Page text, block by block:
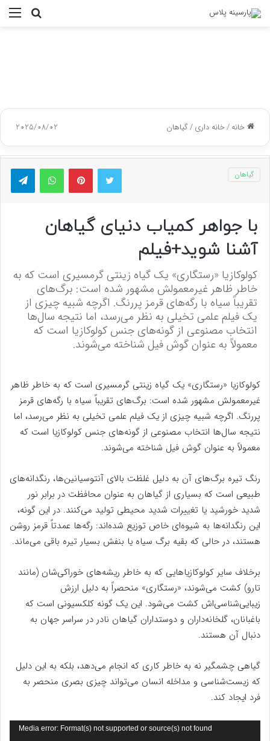
جستجو
خانه/خانه داری/گیاهان 2025/08/02
توییتر پینتریستواتس آپ
گیاهان
با جواهر کمیاب دنیای گیاهان
آشنا شوید+فیلم
کولوکازیا «رستگاری» یک گیاه زینتی گرمسیری است که به
خاطر ظاهر غیرمعمولش مشهور شده است: برگ‌های
تقریباً سیاه با رگه‌های قرمز پررنگ. اگرچه شبیه چیزی از
یک فیلم علمی تخیلی به نظر می‌رسد، اما نتیجه سال‌ها
انتخاب مصنوعی از گونه‌های جنس کولوکازیا است که
معمولاً به عنوان گوش فیل شناخته می‌شوند.
کولوکازیا «رستگاری» یک گیاه زینتی گرمسیری است که به خاطر ظاهر
غیرمعمولش مشهور شده است: برگ‌های تقریباً سیاه با رگه‌های قرمز
پررنگ. اگرچه شبیه چیزی از یک فیلم علمی تخیلی به نظر می‌رسد، اما
نتیجه سال‌ها انتخاب مصنوعی از گونه‌های جنس کولوکازیا است که
معمولاً به عنوان گوش فیل شناخته می‌شوند.
رنگ تیره برگ‌های آن به دلیل غلظت بالای آنتوسیانین‌ها، رنگدانه‌های
طبیعی است که بسیاری از گیاهان به عنوان محافظت در برابر نور
شدید خورشید یا تغییرات شدید محیطی تولید می‌کنند. در این گونه،
این رنگدانه‌ها به شیوه‌ای خاص توزیع شده‌اند: رگه‌ها عمدتاً قرمز روشن
هستند، در حالی که بقیه برگ سیاه یا بنفش بسیار تیره باقی می‌ماند.
برخلاف سایر کولوکازیاهایی که به خاطر ریشه‌های خوراکی‌شان (مانند
تارو) کشت می‌شوند، «رستگاری» منحصراً به دلیل ارزش
زیبایی‌شناسی‌اش کشت می‌شود. این یک گونه کلکسیونی است که
باغبانان، گلخانه‌داران و دوستداران گیاهان نادر در سراسر جهان به
دنبال آن هستند.
گیاهی چشمگیر نه به خاطر کاری که انجام می‌دهد، بلکه به این دلیل
که زیست‌شناسی و مداخله انسان می‌تواند چیزی بصری منحصر به
فرد ایجاد کند.
Media error: Format(s) not supported or source(s) not found